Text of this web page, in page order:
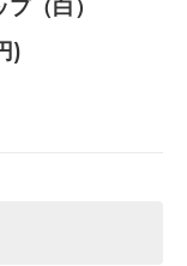
（白）
)